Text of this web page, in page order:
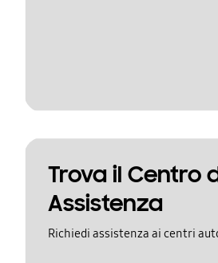
Trova il Centro
Assistenza
Richiedi assistenza ai centri